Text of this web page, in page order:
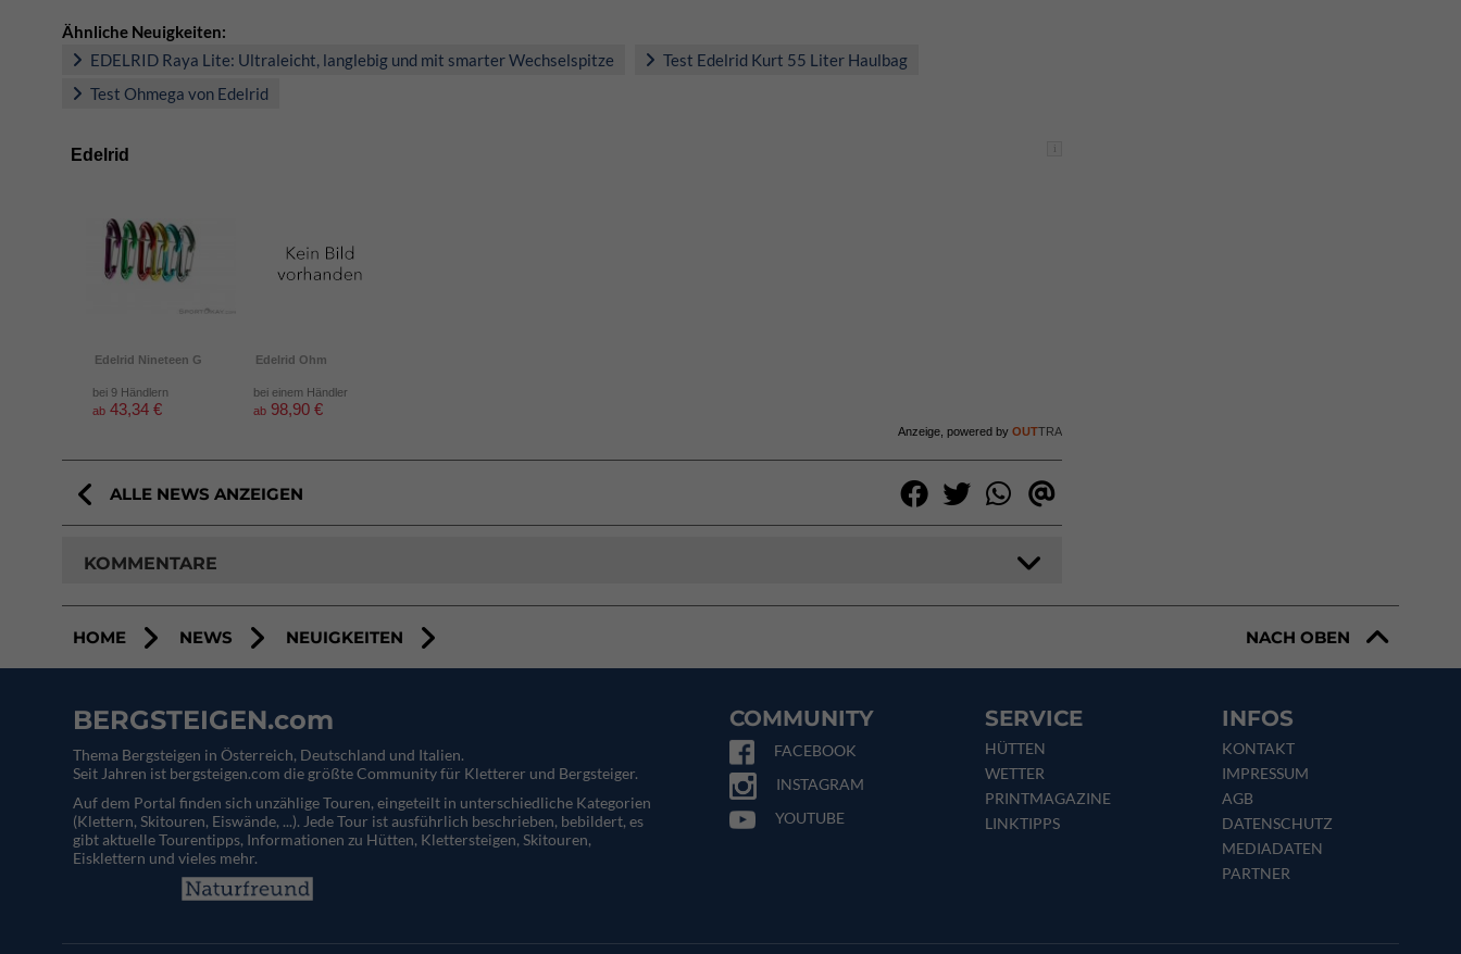
Ähnliche Neuigkeiten:
EDELRID Raya Lite: Ultraleicht, langlebig und mit smarter Wechselspitze
Test Edelrid Kurt 55 Liter Haulbag
Test Ohmega von Edelrid
i
Edelrid
Edelrid Nineteen G
bei 9 Händlern
ab 43,34 €
Edelrid Ohm
bei einem Händler
ab 98,90 €
Anzeige, powered by OUTTRA
ALLE NEWS ANZEIGEN
KOMMENTARE
HOME NEWS NEUIGKEITEN NACH OBEN
BERGSTEIGEN.com
Thema Bergsteigen in Österreich, Deutschland und Italien.
Seit Jahren ist bergsteigen.com die größte Community für Kletterer und Bergsteiger.
Auf dem Portal finden sich unzählige Touren, eingeteilt in unterschiedliche Kategorien
(Klettern, Skitouren, Eiswände, ...). Jede Tour ist ausführlich beschrieben, bebildert, es
gibt aktuelle Tourentipps, Informationen zu Hütten, Klettersteigen, Skitouren,
Eisklettern und vieles mehr.
COMMUNITY
FACEBOOK
INSTAGRAM
YOUTUBE
SERVICE
HÜTTEN
WETTER
PRINTMAGAZINE
LINKTIPPS
INFOS
KONTAKT
IMPRESSUM
AGB
DATENSCHUTZ
MEDIADATEN
PARTNER